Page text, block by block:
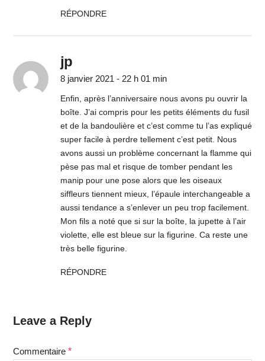
RÉPONDRE
jp
8 janvier 2021 - 22 h 01 min
Enfin, après l’anniversaire nous avons pu ouvrir la
boîte. J’ai compris pour les petits éléments du fusil
et de la bandoulière et c’est comme tu l’as expliqué
super facile à perdre tellement c’est petit. Nous
avons aussi un problème concernant la flamme qui
pèse pas mal et risque de tomber pendant les
manip pour une pose alors que les oiseaux
siffleurs tiennent mieux, l’épaule interchangeable a
aussi tendance a s’enlever un peu trop facilement.
Mon fils a noté que si sur la boîte, la jupette à l’air
violette, elle est bleue sur la figurine. Ca reste une
très belle figurine.
RÉPONDRE
Leave a Reply
Commentaire *